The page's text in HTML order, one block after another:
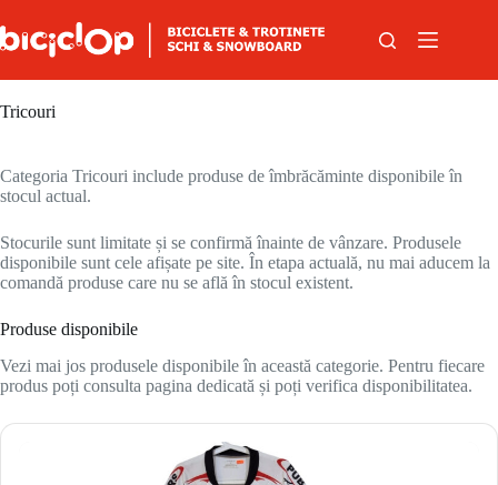
Tricouri
Categoria Tricouri include produse de îmbrăcăminte disponibile în
stocul actual.
Stocurile sunt limitate și se confirmă înainte de vânzare. Produsele
disponibile sunt cele afișate pe site. În etapa actuală, nu mai aducem la
comandă produse care nu se află în stocul existent.
Produse disponibile
Vezi mai jos produsele disponibile în această categorie. Pentru fiecare
produs poți consulta pagina dedicată și poți verifica disponibilitatea.